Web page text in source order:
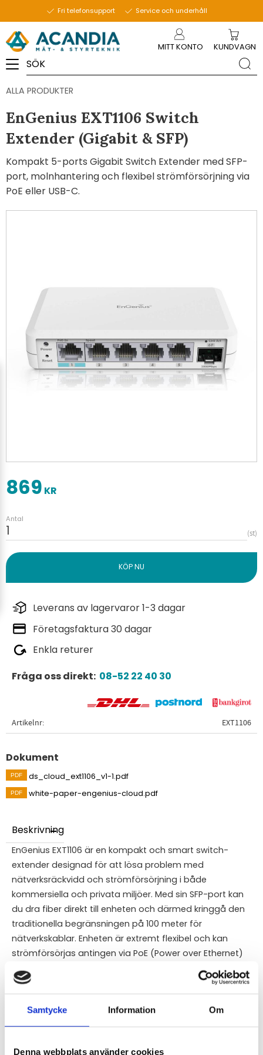
Samtycke Information Om
Denna webbplats använder cookies
Fri telefonsupport Service och underhåll
MITT KONTO KUNDVAGN
ALLA PRODUKTER
EnGenius EXT1106 Switch
Extender (Gigabit & SFP)
Kompakt 5-ports Gigabit Switch Extender med SFP-
port, molnhantering och flexibel strömförsörjning via
PoE eller USB-C.
869 KR
Antal
st
Leverans av lagervaror 1-3 dagar
Företagsfaktura 30 dagar
Enkla returer
Fråga oss direkt: 08-52 22 40 30
Artikelnr EXT1106
Dokument
ds_cloud_ext1106_v1-1.pdf
white-paper-engenius-cloud.pdf
Beskrivning
EnGenius EXT1106 är en kompakt och smart switch-
extender designad för att lösa problem med
nätverksräckvidd och strömförsörjning i både
kommersiella och privata miljöer. Med sin SFP-port kan
du dra fiber direkt till enheten och därmed kringgå den
traditionella begränsningen på 100 meter för
nätverkskablar. Enheten är extremt flexibel och kan
strömförsörjas antingen via PoE (Power over Ethernet)
eller med den medföljande USB-C-adaptern. Genom
EnGenius Cloud får du full kontroll över enheten var du
än befinner dig, vilket gör den perfekt för hotellrum, små
kontor eller andra platser där du snabbt behöver
expandera nätverket med bibehållen säkerhet och